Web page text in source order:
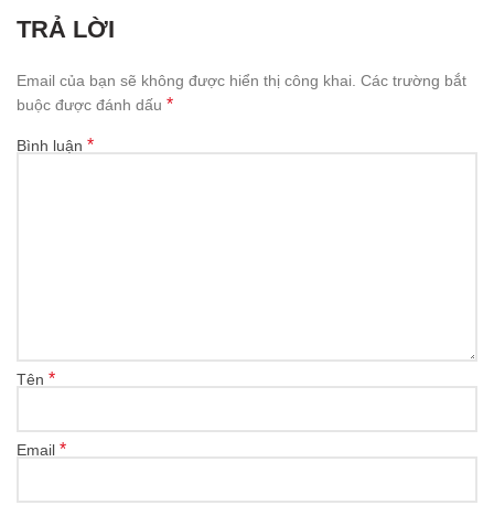
TRẢ LỜI
Email của bạn sẽ không được hiển thị công khai. Các trường bắt
buộc được đánh dấu *
Bình luận *
Tên *
Email *